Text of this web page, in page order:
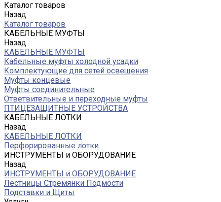
Каталог товаров
Назад
Каталог товаров
КАБЕЛЬНЫЕ МУФТЫ
Назад
КАБЕЛЬНЫЕ МУФТЫ
Кабельные муфты холодной усадки
Комплектующие для сетей освещения
Муфты концевые
Муфты соединительные
Ответвительные и переходные муфты
ПТИЦЕЗАЩИТНЫЕ УСТРОЙСТВА
КАБЕЛЬНЫЕ ЛОТКИ
Назад
КАБЕЛЬНЫЕ ЛОТКИ
Перфорированные лотки
ИНСТРУМЕНТЫ и ОБОРУДОВАНИЕ
Назад
ИНСТРУМЕНТЫ и ОБОРУДОВАНИЕ
Лестницы Стремянки Подмости
Подставки и Щиты